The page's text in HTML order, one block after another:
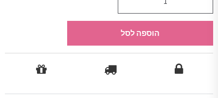
הוספה לסל